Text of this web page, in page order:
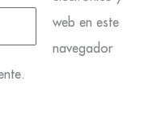
web en este
navegador